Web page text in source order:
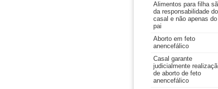
Alimentos para filha
da responsabilidade do
casal e não apenas do
pai
Aborto em feto
anencefálico
Casal garante
judicialmente
de aborto de feto
anencefálico